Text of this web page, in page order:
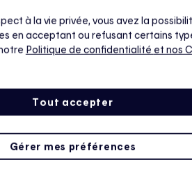
à la vie privée, vous avez la
en acceptant ou refusant certains
Politique de confidentialité et nos
Tout accepter
Gérer mes préférences